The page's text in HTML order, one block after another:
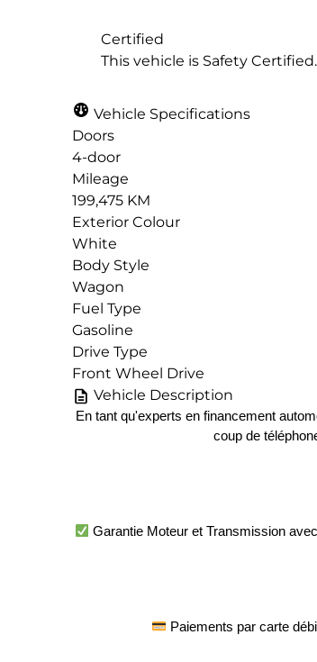
Certified
This vehicle is Safety Certified.
Vehicle Specifications
Doors
4-door
Mileage
199,475 KM
Exterior Colour
White
Body Style
Wagon
Fuel Type
Gasoline
Drive Type
Front Wheel Drive
Vehicle Description
En tant qu'experts en financement
coup de
Garantie Moteur et Transmission
Paiements par carte